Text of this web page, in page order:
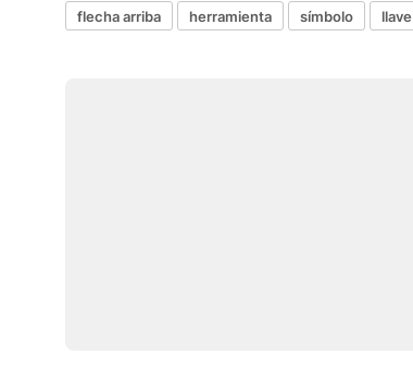
flecha arriba herramienta símbolo llave